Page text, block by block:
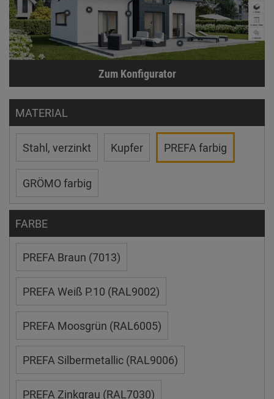
Zum Konfigurator
MATERIAL
Stahl, verzinkt Kupfer PREFA farbig
GRÖMO farbig
FARBE
PREFA Braun (7013)
PREFA Weiß P.10 (RAL9002)
PREFA Moosgrün (RAL6005)
PREFA Silbermetallic (RAL9006)
PREFA Zinkgrau (RAL7030)